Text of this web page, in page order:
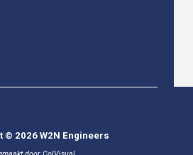
© 2026 W2N Engineers